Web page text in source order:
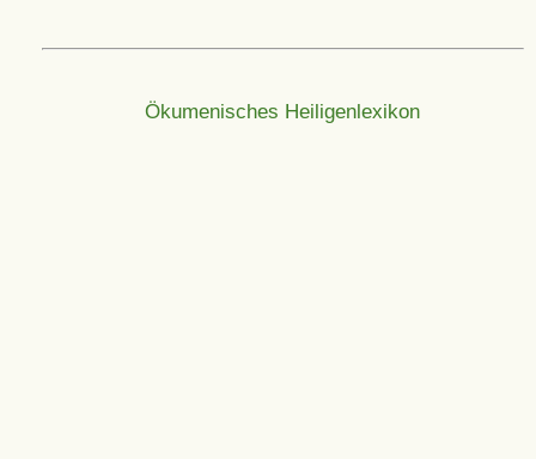
Ökumenisches Heiligenlexikon